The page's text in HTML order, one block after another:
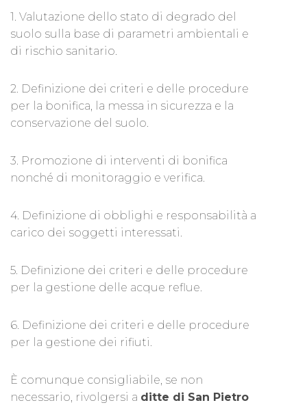
1. Valutazione dello stato di degrado del
suolo sulla base di parametri ambientali e
di rischio sanitario.
2. Definizione dei criteri e delle procedure
per la bonifica, la messa in sicurezza e la
conservazione del suolo.
3. Promozione di interventi di bonifica
nonché di monitoraggio e verifica.
4. Definizione di obblighi e responsabilità a
carico dei soggetti interessati.
5. Definizione dei criteri e delle procedure
per la gestione delle acque reflue.
6. Definizione dei criteri e delle procedure
per la gestione dei rifiuti.
È comunque consigliabile, se non
necessario, rivolgersi a ditte di San Pietro